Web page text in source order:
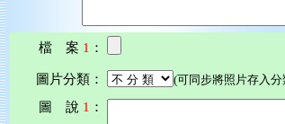
檔 案 1 ：
圖片分類： (可同步將照片存入
圖 說 1 ：